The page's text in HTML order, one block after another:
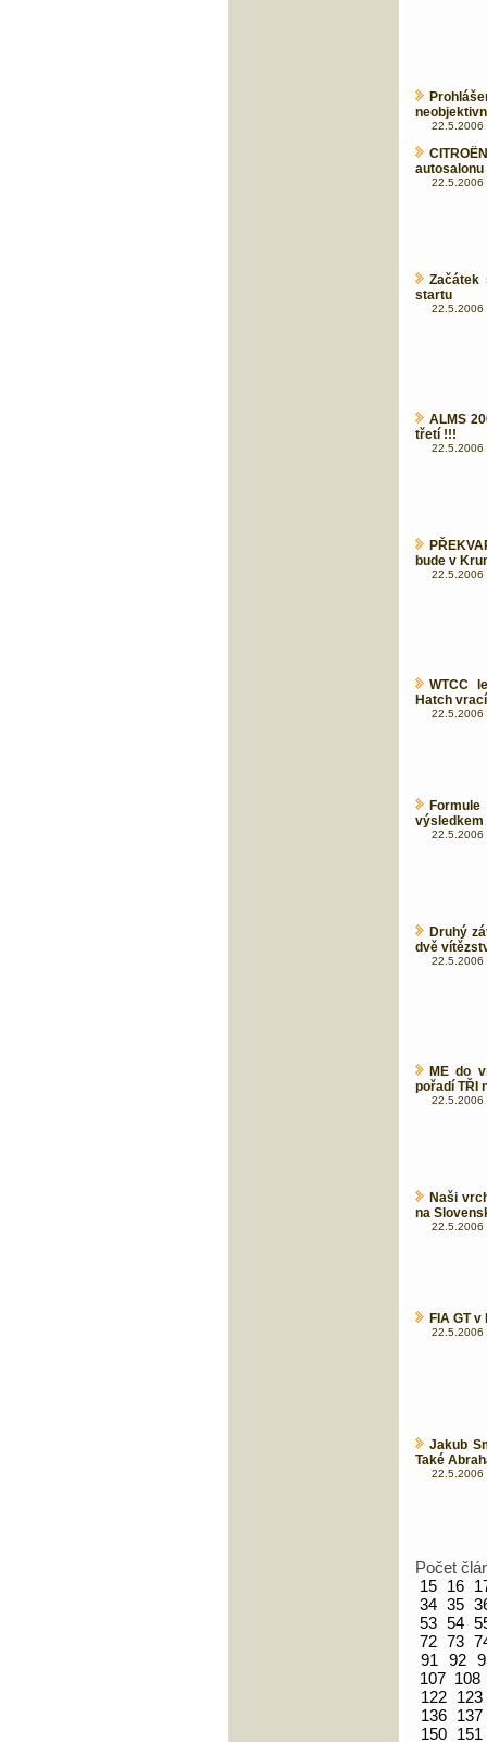
22.5.2006
22.5.2006
Začátek
startu
22.5.2006
ALMS
třetí !!!
22.5.2006
bude v
22.5.2006
WTCC
Hatch
22.5.2006
výsledkem
22.5.2006
Druhý
dvě
22.5.2006
ME do
pořadí TŘI
22.5.2006
Naši
na
22.5.2006
FIA GT
22.5.2006
Jakub
Také
22.5.2006
Počet
15 16
34 35
53 54
72 73
91
92
107 108
122
123
136
137
150
151